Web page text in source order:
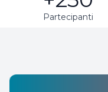
Persone coinvolte